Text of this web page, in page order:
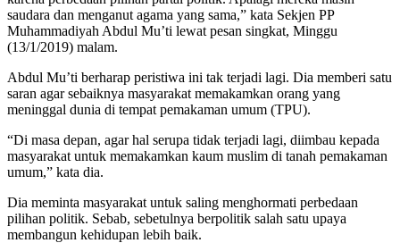
saudara dan menganut agama yang sama,” kata Sekjen PP
Muhammadiyah Abdul Mu’ti lewat pesan singkat, Minggu
(13/1/2019) malam.
Abdul Mu’ti berharap peristiwa ini tak terjadi lagi. Dia memberi satu
saran agar sebaiknya masyarakat memakamkan orang yang
meninggal dunia di tempat pemakaman umum (TPU).
“Di masa depan, agar hal serupa tidak terjadi lagi, diimbau kepada
masyarakat untuk memakamkan kaum muslim di tanah pemakaman
umum,” kata dia.
Dia meminta masyarakat untuk saling menghormati perbedaan
pilihan politik. Sebab, sebetulnya berpolitik salah satu upaya
membangun kehidupan lebih baik.